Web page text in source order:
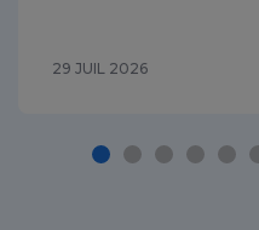
29 JUIL 2026